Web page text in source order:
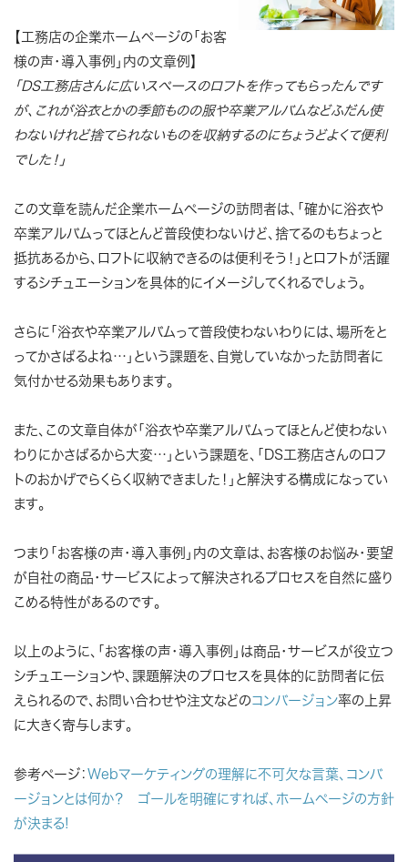
【工務店の企業ホームページの「お客
様の声・導入事例」内の文章例】
「DS工務店さんに広いスペースのロフトを作ってもらったんです
が、これが浴衣とかの季節ものの服や卒業アルバムなどふだん使
わないけれど捨てられないものを収納するのにちょうどよくて便利
でした！」
この文章を読んだ企業ホームページの訪問者は、「確かに浴衣や
卒業アルバムってほとんど普段使わないけど、捨てるのもちょっと
抵抗あるから、ロフトに収納できるのは便利そう！」とロフトが活躍
するシチュエーションを具体的にイメージしてくれるでしょう。
さらに「浴衣や卒業アルバムって普段使わないわりには、場所をと
ってかさばるよね…」という課題を、自覚していなかった訪問者に
気付かせる効果もあります。
また、この文章自体が「浴衣や卒業アルバムってほとんど使わない
わりにかさばるから大変…」という課題を、「DS工務店さんのロフ
トのおかげでらくらく収納できました！」と解決する構成になってい
ます。
つまり「お客様の声・導入事例」内の文章は、お客様のお悩み・要望
が自社の商品・サービスによって解決されるプロセスを自然に盛り
こめる特性があるのです。
以上のように、「お客様の声・導入事例」は商品・サービスが役立つ
シチュエーションや、課題解決のプロセスを具体的に訪問者に伝
えられるので、お問い合わせや注文などのコンバージョン率の上昇
に大きく寄与します。
参考ページ： Webマーケティングの理解に不可欠な言葉、コンバ
ージョンとは何か？ ゴールを明確にすれば、ホームページの方針
が決まる!